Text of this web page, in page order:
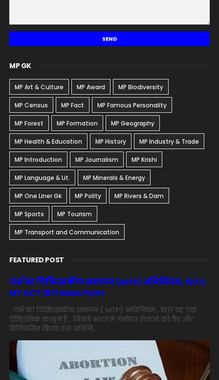
MP GK
MP Art & Culture MP Award MP Biodiversity
MP Census MP Fact MP Famous Personality
MP Forest MP Formation MP Geography
MP Health & Education MP History MP Industry & Trade
MP Introduction MP Journalism MP Krishi
MP Language & Lit. MP Minerals & Energy
MP One Liner Gk MP Polity MP Rivers & Dam
MP Sports MP Tourism
MP Transport and Communication
FEATURED POST
गर्भ का चिकित्सकीय समापन (MTP) अधिनियम, 1971 |
MT ACT 1971 Main Point
गर्भ का चिकित्सकीय समापन ( MTP) अधिनियम , 1971 यह एक
ऐतिहासिक कानून है , जिसने भारत में गर्भपात सेवाओं को वैध और
विनियमित किया। इस अधिनि...